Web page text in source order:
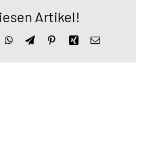
Artikel!
WhatsApp
TelegramPinterestXingE-